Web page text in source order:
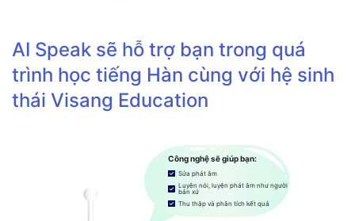
AI Speak sẽ hỗ trợ bạn trong quá
trình học tiếng Hàn cùng với hệ sinh
thái Visang Education
Công nghệ sẽ giúp bạn:
Sửa phát âm
Luyện nói, luyện phát âm như người
bản xứ
Thu thập và phân tích kết quả